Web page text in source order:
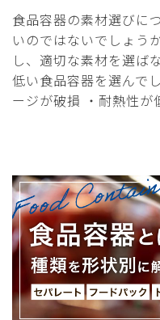
食品容器の素材選びに
いのではないでしょう
し、適切な素材を選ば
低い食品容器を選んで
ージが破損 ・耐熱性